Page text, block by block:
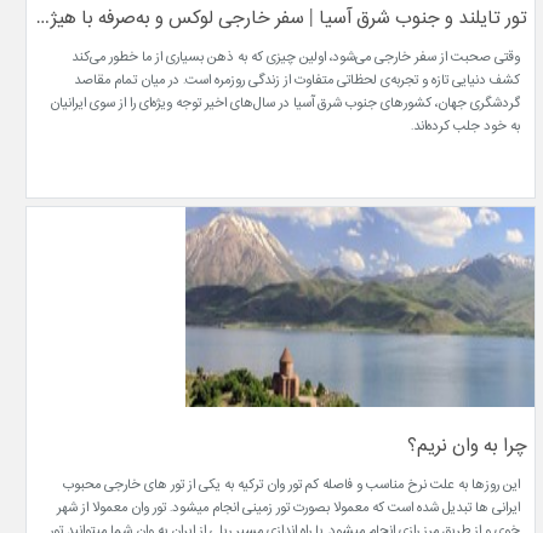
تور تایلند و جنوب شرق آسیا | سفر خارجی لوکس و به‌صرفه با هیژا فلای
وقتی صحبت از سفر خارجی می‌شود، اولین چیزی که به ذهن بسیاری از ما خطور می‌کند
کشف دنیایی تازه و تجربه‌ی لحظاتی متفاوت از زندگی روزمره است. در میان تمام مقاصد
گردشگری جهان، کشورهای جنوب شرق آسیا در سال‌های اخیر توجه ویژه‌ای را از سوی ایرانیان
به خود جلب کرده‌اند.
چرا به وان نریم؟
این روزها به علت نرخ مناسب و فاصله کم تور وان ترکیه به یکی از تور های خارجی محبوب
ایرانی ها تبدیل شده است که معمولا بصورت تور زمینی انجام میشود. تور وان معمولا از شهر
خوی و از طریق مرز رازی انجام میشود. با راه اندازی مسیر ریلی از ایران به وان شما میتوانید تور